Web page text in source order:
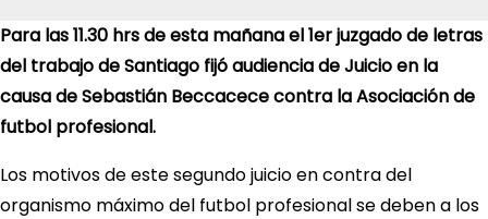
Para las 11.30 hrs de esta mañana el 1er juzgado de letras
del trabajo de Santiago fijó audiencia de Juicio en la
causa de Sebastián Beccacece contra la Asociación de
futbol profesional.
Los motivos de este segundo juicio en contra del
organismo máximo del futbol profesional se deben a los